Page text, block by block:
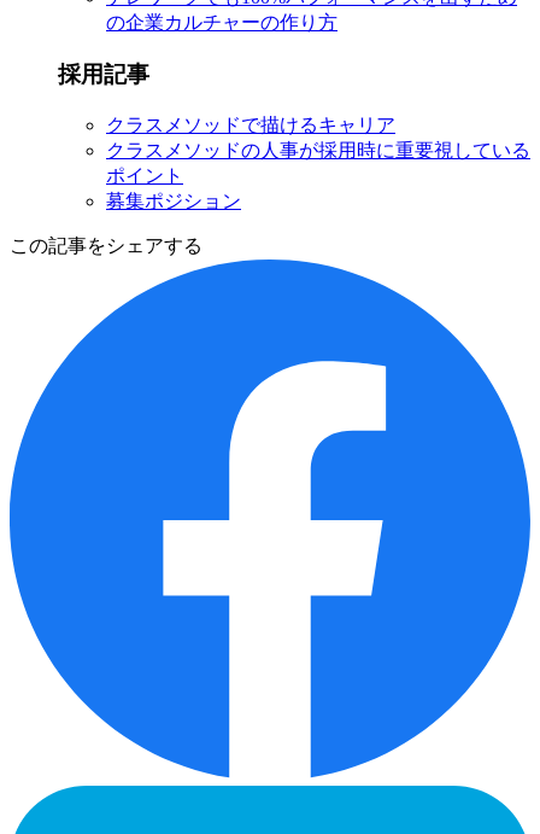
の企業カルチャーの作り方
採用記事
クラスメソッドで描けるキャリア
クラスメソッドの人事が採用時に重要視している
ポイント
募集ポジション
この記事をシェアする